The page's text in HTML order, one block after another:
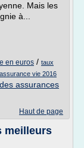
Mais les
à...
en euros / taux
vie 2016
assurances
Haut de page
meilleurs